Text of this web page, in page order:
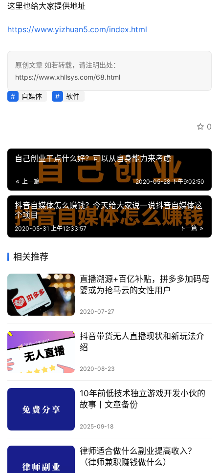
南
运
科
创
员
专
区
这里也给大家提供地址
https://www.yizhuan5.com/index.html
原创文章 如若转载，请注明出处：
https://www.xhllsys.com/68.html
自媒体 软件
0
自己创业干点什么好？可以从自身能力来考虑
上一篇 2020-05-28 下午9:02:50
抖音自媒体怎么赚钱？今天给大家说一说抖音自媒体这
个项目
下一篇
2020-05-31 上午12:33:57
相关推荐
直播溯源+百亿补贴，拼多多加码母
婴或为抢马云的女性用户
2020-07-27
抖音带货无人直播现状和新玩法介
绍
2020-08-23
10年前低技术独立游戏开发小伙的
故事丨文章备份
2025-09-18
律师适合做什么副业提高收入？
（律师兼职赚钱做什么）